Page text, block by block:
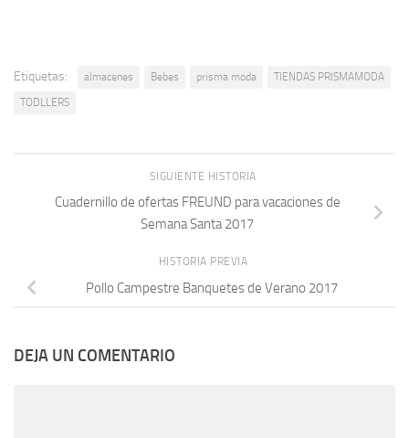
Etiquetas: almacenes Bebes prisma moda
TIENDAS PRISMAMODA
TODLLERS
SIGUIENTE HISTORIA
Cuadernillo de ofertas FREUND para vacaciones de
Semana Santa 2017
HISTORIA PREVIA
Pollo Campestre Banquetes de Verano 2017
DEJA UN COMENTARIO